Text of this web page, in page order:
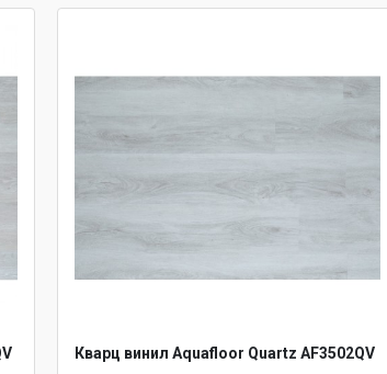
Кварц винил Aquafloor Quartz AF3502QV